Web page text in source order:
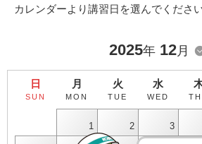
カレンダーより講習日を選んでください
2025年 12月
日
SUN
月
MON
火
TUE
水
WED
1 2 3